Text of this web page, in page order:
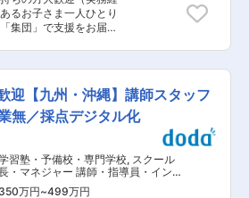
ます。 ・大学受験とい
場で事業を展開してお
ため、将来性のある企
：会社の定める業務
└社員の平均年齢は36
どで、異業界・異職種
どですので未経験の方
的に取り組む社員が多
何事にも取り組んでい
に授業展開されていく
ご自身の得意科目の授
れていただくので問題
しっかり教え切って、2
も増やしながらブラッ
■当社が目指
るお子さま一人ひとり
集団」で支援をお届け
に特性がある幼児から
ひとりのお子さまに合
お子さまの困りごとや
ーチを行っています。
接支援のみならず、学
さまなど、お子さまに
ーションを取りなが
ーチしている点が特徴
迎【九州・沖縄】講師スタッフ
無／採点デジタル化
習塾・予備校・専門学校, スクール
・マネジャー 講師・指導員・インス
トラクター
350万円~499万円